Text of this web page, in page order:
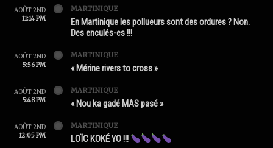
AOÛT 2ND
11:14 PM
MARTINIQUE
En Martinique les pollueurs sont des ordures ? Non.
Des enculés-es !!!
AOÛT 2ND
5:56 PM
MARTINIQUE
« Mérine rivers to cross »
AOÛT 2ND
5:48 PM
MARTINIQUE
« Nou ka gadé MAS pasé »
AOÛT 2ND
12:05 PM
MARTINIQUE
LOÏC KOKÉ YO !!!